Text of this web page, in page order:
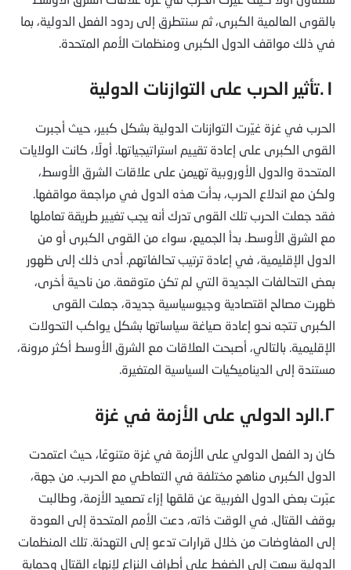
بالقوى العالمية الكبرى، ثم سنتطرق إلى ردود الفعل الدولية، بما
في ذلك مواقف الدول الكبرى ومنظمات الأمم المتحدة.
١.تأثير الحرب على التوازنات الدولية
الحرب في غزة غيّرت التوازنات الدولية بشكل كبير، حيث أجبرت
القوى الكبرى على إعادة تقييم استراتيجياتها. أولًا، كانت الولايات
المتحدة والدول الأوروبية تهيمن على علاقات الشرق الأوسط،
ولكن مع اندلاع الحرب، بدأت هذه الدول في مراجعة مواقفها.
فقد جعلت الحرب تلك القوى تدرك أنه يجب تغيير طريقة تعاملها
مع الشرق الأوسط. بدأ الجميع، سواء من القوى الكبرى أو من
الدول الإقليمية، في إعادة ترتيب تحالفاتهم. أدى ذلك إلى ظهور
بعض التحالفات الجديدة التي لم تكن متوقعة. من ناحية أخرى،
ظهرت مصالح اقتصادية وجيوسياسية جديدة، جعلت القوى
الكبرى تتجه نحو إعادة صياغة سياساتها بشكل يواكب التحولات
الإقليمية. بالتالي، أصبحت العلاقات مع الشرق الأوسط أكثر مرونة،
مستندة إلى الديناميكيات السياسية المتغيرة.
٢.الرد الدولي على الأزمة في غزة
كان رد الفعل الدولي على الأزمة في غزة متنوعًا، حيث اعتمدت
الدول الكبرى مناهج مختلفة في التعاطي مع الحرب. من جهة،
عبّرت بعض الدول الغربية عن قلقها إزاء تصعيد الأزمة، وطالبت
بوقف القتال. في الوقت ذاته، دعت الأمم المتحدة إلى العودة
إلى المفاوضات من خلال قرارات تدعو إلى التهدئة. تلك المنظمات
الدولية سعت إلى الضغط على أطراف النزاع لإنهاء القتال وحماية